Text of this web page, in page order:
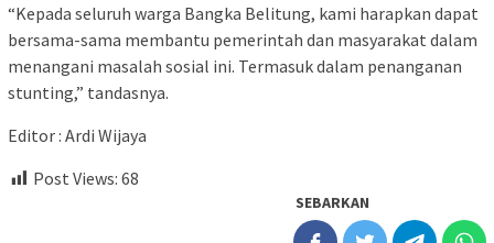
“Kepada seluruh warga Bangka Belitung, kami harapkan dapat
bersama-sama membantu pemerintah dan masyarakat dalam
menangani masalah sosial ini. Termasuk dalam penanganan
stunting,” tandasnya.
Editor : Ardi Wijaya
Post Views: 68
SEBARKAN